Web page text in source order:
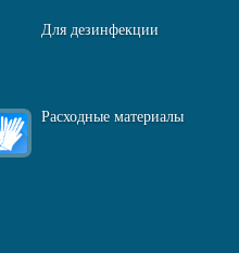
Для дезинфекции
Расходные материалы